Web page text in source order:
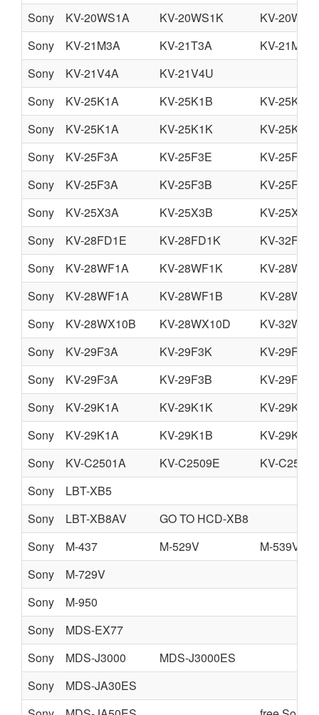
Sony
KV-20WS1A KV-20WS1K
KV-
Sony
KV-21M3A KV-21T3A
KV-21M3B
Sony
KV-21V4A
KV-21V4U
Sony
KV-25K1A KV-25K1B
KV-25K1D
Sony
KV-25K1A KV-25K1K
KV-25K1R
Sony
KV-25F3A KV-25F3E
KV-25F3U
Sony
KV-25F3A KV-25F3B
KV-25F3D
Sony
KV-25X3A KV-25X3B
KV-25X3D
Sony
KV-28FD1E KV-28FD1K
KV-
Sony
KV-28WF1A KV-28WF1K
KV-
Sony
KV-28WF1A KV-28WF1B
KV-
Sony
KV-28WX10B KV-28WX10D
KV-
Sony
KV-29F3A KV-29F3K
KV-29F3R
Sony
KV-29F3A KV-29F3B
KV-29F3D
Sony
KV-29K1A KV-29K1K
KV-29K1R
Sony
KV-29K1A KV-29K1B
KV-29K1D
Sony
KV-C2501A KV-C2509E
KV-
Sony
LBT-XB5
Sony
LBT-XB8AV
GO TO HCD-XB8
Sony
M-437 M-529V
M-539V
Sony
M-729V
Sony
M-950
Sony
MDS-EX77
Sony
MDS-J3000
MDS-J3000ES
Sony
MDS-JA30ES